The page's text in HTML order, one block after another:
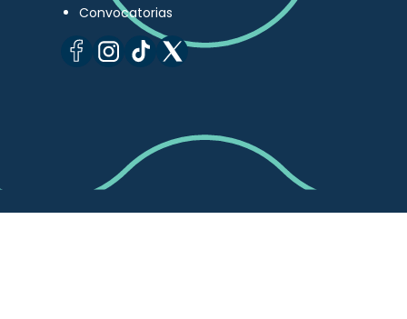
Convocatorias